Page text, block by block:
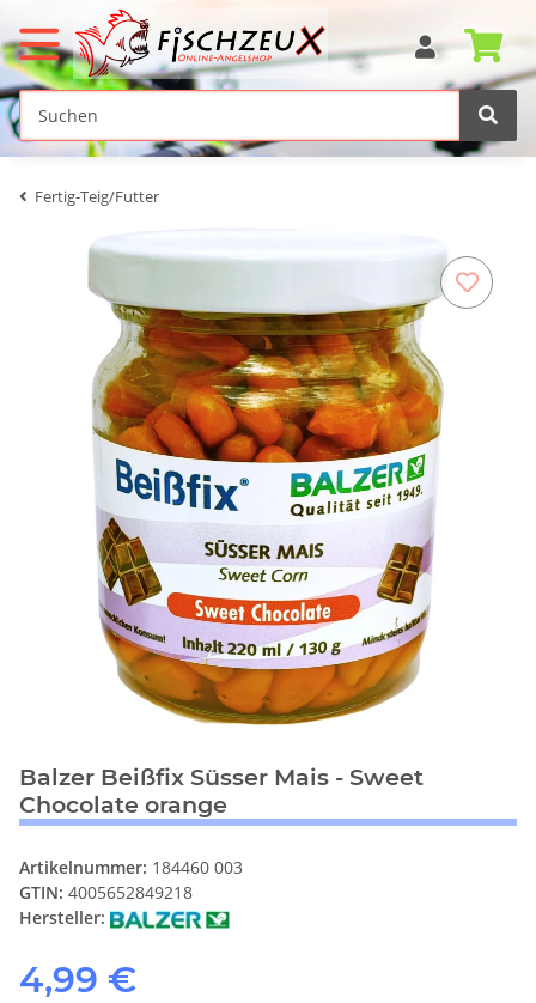
Fertig-Teig/Futter
Balzer Beißfix Süsser Mais - Sweet
Chocolate orange
Artikelnummer: 184460 003
GTIN: 4005652849218
Hersteller:
4,99 €